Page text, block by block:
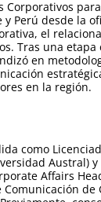
Corporativos
Perú desde la
el
Tras una
en
en la región.
como
Austral) y
Affairs
Comunicación